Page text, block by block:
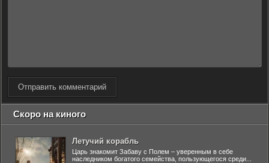
Отправить комментарий
Скоро на киного
Летучий корабль
Царь знакомит Забаву с Полем – уверенным в себе
наследником богатого семейства, пользующегося среди...